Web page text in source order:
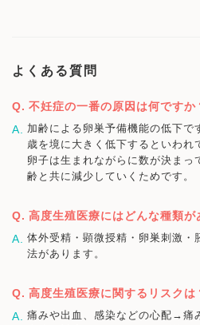
よくある質問
不妊症の一番の原因は何ですか
加齢による卵巣予備機能の低下で
歳を境に大きく低下するといわれ
卵子は生まれながらに数が決まっ
齢と共に減少していくためです。
高度生殖医療にはどんな種類が
体外受精・顕微授精・卵巣刺激・
法があります。
高度生殖医療に関するリスクは
痛みや出血、感染などの心配→痛